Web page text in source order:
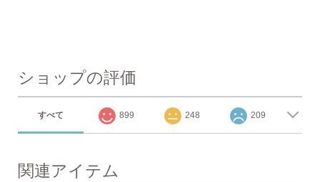
ショップの評価
すべて 899 248 209
関連アイテム